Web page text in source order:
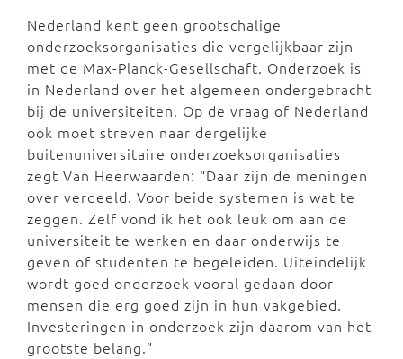
Nederland kent geen grootschalige
onderzoeksorganisaties die vergelijkbaar zijn
met de Max-Planck-Gesellschaft. Onderzoek is
in Nederland over het algemeen ondergebracht
bij de universiteiten. Op de vraag of Nederland
ook moet streven naar dergelijke
buitenuniversitaire onderzoeksorganisaties
zegt Van Heerwaarden: “Daar zijn de meningen
over verdeeld. Voor beide systemen is wat te
zeggen. Zelf vond ik het ook leuk om aan de
universiteit te werken en daar onderwijs te
geven of studenten te begeleiden. Uiteindelijk
wordt goed onderzoek vooral gedaan door
mensen die erg goed zijn in hun vakgebied.
Investeringen in onderzoek zijn daarom van het
grootste belang.”